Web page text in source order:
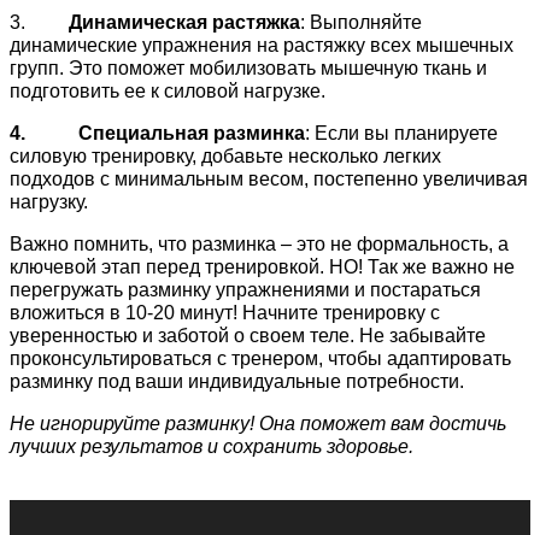
3. Динамическая растяжка: Выполняйте
динамические упражнения на растяжку всех мышечных
групп. Это поможет мобилизовать мышечную ткань и
подготовить ее к силовой нагрузке.
4. Специальная разминка: Если вы планируете
силовую тренировку, добавьте несколько легких
подходов с минимальным весом, постепенно увеличивая
нагрузку.
Важно помнить, что разминка – это не формальность, а
ключевой этап перед тренировкой. НО! Так же важно не
перегружать разминку упражнениями и постараться
вложиться в 10-20 минут! Начните тренировку с
уверенностью и заботой о своем теле. Не забывайте
проконсультироваться с тренером, чтобы адаптировать
разминку под ваши индивидуальные потребности.
Не игнорируйте разминку!Она поможет вам достичь
лучших результатов и сохранить здоровье.